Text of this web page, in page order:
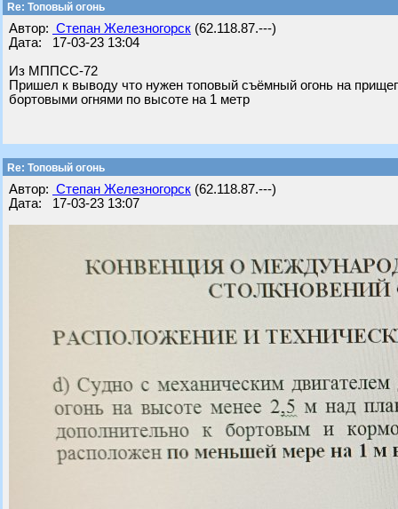
Re: Топовый огонь
Автор: Степан Железногорск (62.118.87.---)
Дата: 17-03-23 13:04
Из МППСС-72
Пришел к выводу что нужен топовый съёмный огонь на
бортовыми огнями по высоте на 1 метр
Re: Топовый огонь
Автор: Степан Железногорск (62.118.87.---)
Дата: 17-03-23 13:07